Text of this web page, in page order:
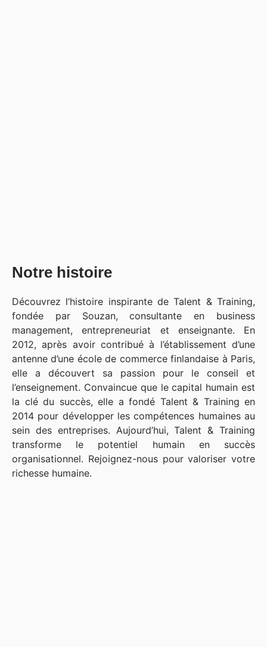
Notre histoire
Découvrez l’histoire inspirante de Talent & Training,
fondée par Souzan, consultante en business
management, entrepreneuriat et enseignante. En
2012, après avoir contribué à l’établissement d’une
antenne d’une école de commerce finlandaise à Paris,
elle a découvert sa passion pour le conseil et
l’enseignement. Convaincue que le capital humain est
la clé du succès, elle a fondé Talent & Training en
2014 pour développer les compétences humaines au
sein des entreprises. Aujourd’hui, Talent & Training
transforme le potentiel humain en succès
organisationnel. Rejoignez-nous pour valoriser votre
richesse humaine.